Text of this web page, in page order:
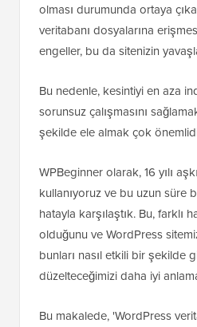
olması durumunda ortaya
veritabanı dosyalarına
engeller, bu da sitenizin
Bu nedenle, kesintiyi en aza
sorunsuz çalışmasını
şekilde ele almak çok
WPBeginner olarak, 16 yılı
kullanıyoruz ve bu uzun süre
hatayla karşılaştık. Bu, farklı
olduğunu ve WordPress
bunları nasıl etkili bir şekilde
düzelteceğimizi daha iyi
Bu makalede, 'WordPress